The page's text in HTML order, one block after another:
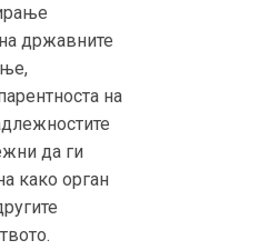
државните
на
да ги
како орган